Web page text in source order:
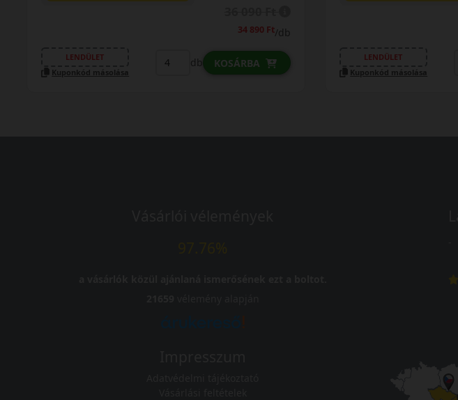
34 890 Ft/db
LENDÜLET
Kuponkód másolása
db KOSÁRBA
LENDÜLET
Kuponkód másolása